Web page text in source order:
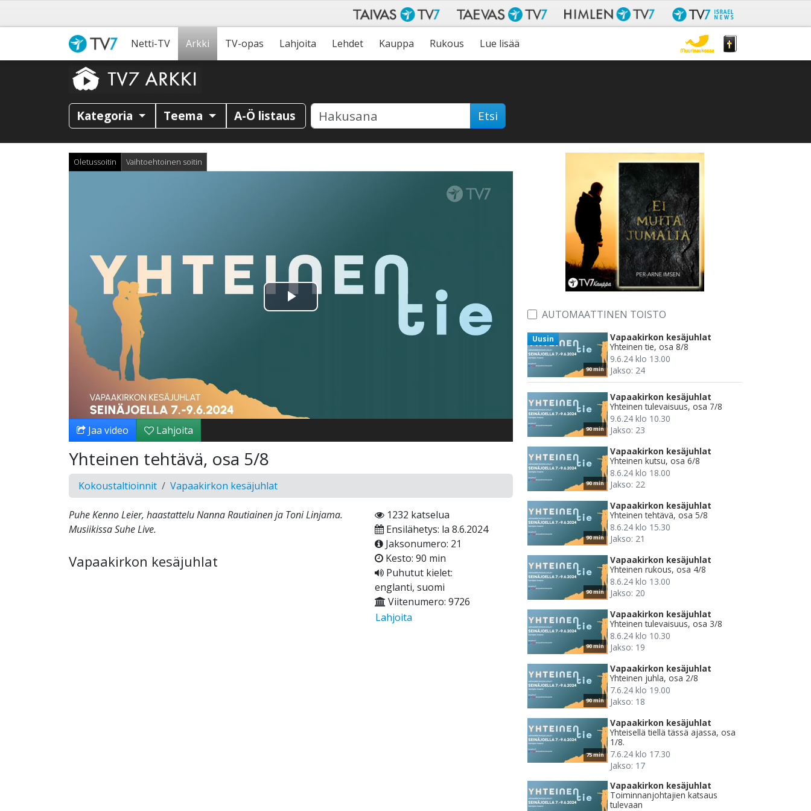
Netti-TV Arkki TV-opas Lahjoita Lehdet Kauppa Rukous Lue lisää
Kategoria Teema A-Ö listaus Etsi
Oletussoitin Vaihtoehtoinen soitin
Toista
Jaa video Lahjoita
Yhteinen tehtävä, osa 5/8
Kokoustaltioinnit Vapaakirkon kesäjuhlat
Puhe Kenno Leier, haastattelu Nanna Rautiainen ja Toni Linjama.
Musiikissa Suhe Live.
Vapaakirkon kesäjuhlat
1232 katselua
Ensilähetys: la 8.6.2024
Jaksonumero: 21
Kesto: 90 min
Puhutut kielet:
englanti, suomi
Viitenumero: 9726
Lahjoita
AUTOMAATTINEN TOISTO
90 min
Uusin
Vapaakirkon kesäjuhlat
Yhteinen tie, osa 8/8
9.6.24 klo 13.00
Jakso: 24
90 min
Vapaakirkon kesäjuhlat
Yhteinen tulevaisuus, osa 7/8
9.6.24 klo 10.30
Jakso: 23
90 min
Vapaakirkon kesäjuhlat
Yhteinen kutsu, osa 6/8
8.6.24 klo 18.00
Jakso: 22
90 min
Vapaakirkon kesäjuhlat
Yhteinen tehtävä, osa 5/8
8.6.24 klo 15.30
Jakso: 21
90 min
Vapaakirkon kesäjuhlat
Yhteinen rukous, osa 4/8
8.6.24 klo 13.00
Jakso: 20
90 min
Vapaakirkon kesäjuhlat
Yhteinen tulevaisuus, osa 3/8
8.6.24 klo 10.30
Jakso: 19
90 min
Vapaakirkon kesäjuhlat
Yhteinen juhla, osa 2/8
7.6.24 klo 19.00
Jakso: 18
75 min
Vapaakirkon kesäjuhlat
Yhteisellä tiellä tässä ajassa, osa
1/8.
7.6.24 klo 17.30
Jakso: 17
Vapaakirkon kesäjuhlat
Toiminnanjohtajien katsaus
tulevaan